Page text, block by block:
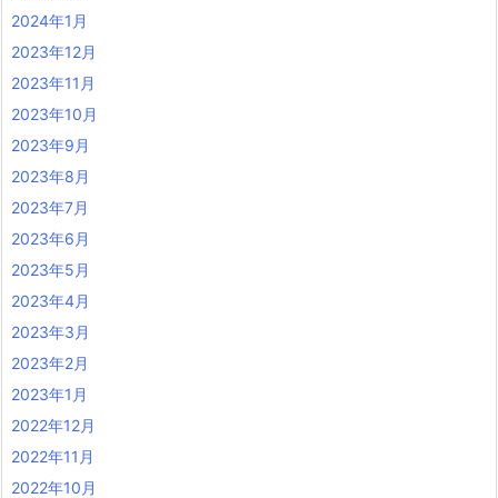
2024年1月
2023年12月
2023年11月
2023年10月
2023年9月
2023年8月
2023年7月
2023年6月
2023年5月
2023年4月
2023年3月
2023年2月
2023年1月
2022年12月
2022年11月
2022年10月